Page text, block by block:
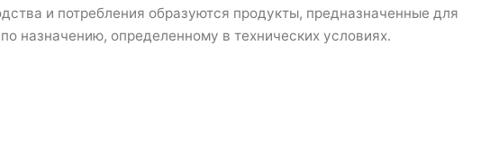
и потребления образуются продукты, предназначенные для
назначению, определенному в технических условиях.